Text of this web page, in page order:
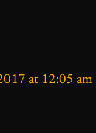
at 12:05 am